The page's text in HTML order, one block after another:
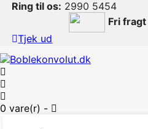
Ring til os: 2990 5454
Fri fragt
Tjek ud
0 vare(r) -